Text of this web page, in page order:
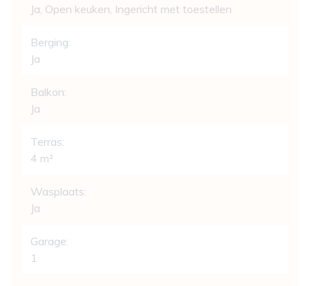
Ja, Open keuken, Ingericht met toestellen
Berging:
Ja
Balkon:
Ja
Terras:
4 m²
Wasplaats:
Ja
Garage:
1